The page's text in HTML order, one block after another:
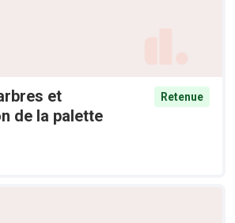
et
de la palette
Retenue